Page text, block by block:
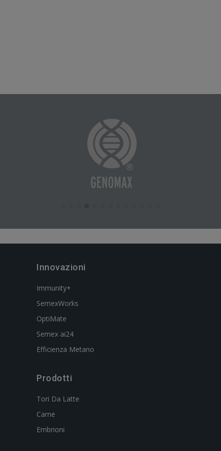
Innovazioni
Immunity+
SemexWorks
OptiMate
Semex ai24
Efficienza Metano
Prodotti
Tori Da Latte
Carne
Embrioni